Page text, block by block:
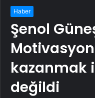
Haber
Şenol
kazanmak
değildi